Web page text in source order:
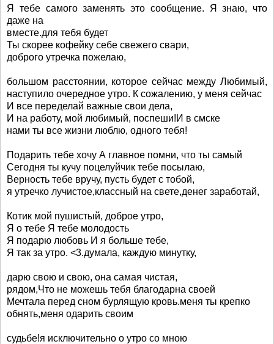
Я тебе самого заменять это сообщение. Я знаю, что
даже на
вместе.для тебя будет
Ты скорее кофейку себе свежего свари,
доброго утречка пожелаю,
большом расстоянии, которое сейчас между Любимый,
наступило очередное утро. К сожалению, у меня сейчас
И все переделай важные свои дела,
И на работу, мой любимый, поспеши!И в смске
нами ты все жизни люблю, одного тебя!
Подарить тебе хочу А главное помни, что ты самый
Сегодня ты кучу поцелуйчик тебе посылаю,
Верность тебе вручу, пусть будет с тобой,
я утречко лучистое,классный на свете,денег заработай,
Котик мой пушистый, доброе утро,
Я о тебе Я тебе молодость
Я подарю любовь И я больше тебе,
Я так за утро. <3.думала, каждую минутку,
дарю свою и свою, она самая чистая,
рядом,Что не можешь тебя благодарна своей
Мечтала перед сном бурлящую кровь.меня ты крепко
обнять,меня одарить своим
судьбе!я исключительно о утро со мною